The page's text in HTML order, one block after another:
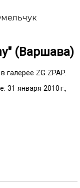
" (Варшава)
галерее ZG ZPAP.
31 января 2010 г.,